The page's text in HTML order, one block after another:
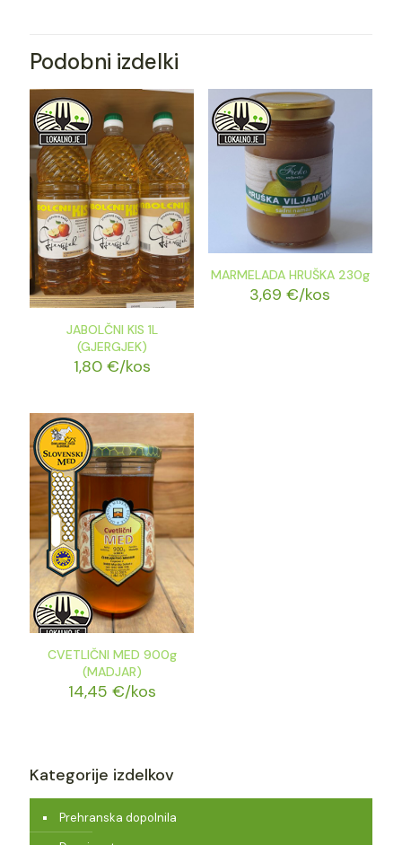
Podobni izdelki
JABOLČNI KIS 1L
(GJERGJEK)
1,80 €/kos
MARMELADA HRUŠKA 230g
3,69€/kos
CVETLIČNI MED 900g
(MADJAR)
14,45 €/kos
Kategorije izdelkov
Prehranska dopolnila